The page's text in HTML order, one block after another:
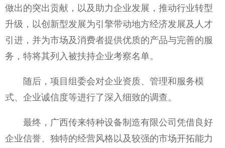
做出的突出贡献，以及助力企业发展，推动行业转型
升级，以创新型发展为引擎带动地方经济发展及人才
引进，并为市场及消费者提供优质的产品与完善的服
务，特将其列入被扶持企业考察名单。
随后，项目组委会对企业资质、管理和服务模
式、企业诚信度等进行了深入细致的调查。
最终，广西传来特种设备制造有限公司凭借良好
企业信誉、独特的经营风格以及较强的市场开拓能力